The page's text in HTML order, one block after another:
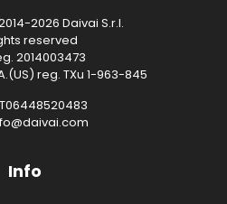
2026 Daivai S.r.l.
reserved
2014003473
reg. TXu 1-963-845
Info